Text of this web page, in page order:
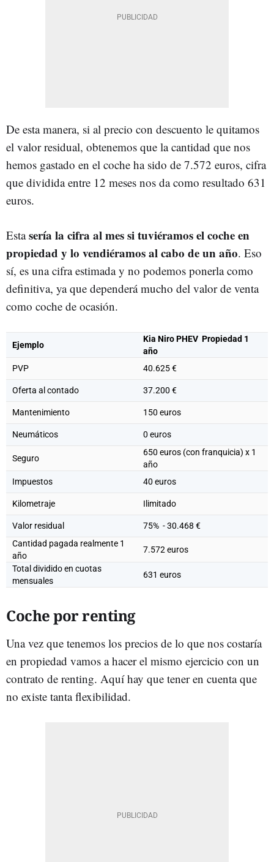
De esta manera, si al precio con descuento le quitamos
el valor residual, obtenemos que la cantidad que nos
hemos gastado en el coche ha sido de 7.572 euros, cifra
que dividida entre 12 meses nos da como resultado 631
euros.
Estasería la cifra al mes si tuviéramos el coche en
propiedad y lo vendiéramos al cabo de un año. Eso
sí, es una cifra estimada y no podemos ponerla como
definitiva, ya que dependerá mucho del valor de venta
como coche de ocasión.
Ejemplo
Kia Niro PHEV Propiedad 1
año
PVP
40.625 €
Oferta al contado 37.200 €
Mantenimiento 150 euros
Neumáticos 0 euros
Seguro
650 euros (con franquicia) x 1
año
Impuestos
40 euros
Kilometraje Ilimitado
Valor residual
75% - 30.468 €
Cantidad pagada realmente 1
año
7.572 euros
Total dividido en cuotas
mensuales
631 euros
Coche por renting
Una vez que tenemos los precios de lo que nos costaría
en propiedad vamos a hacer el mismo ejercicio con un
contrato de renting. Aquí hay que tener en cuenta que
no existe tanta flexibilidad.